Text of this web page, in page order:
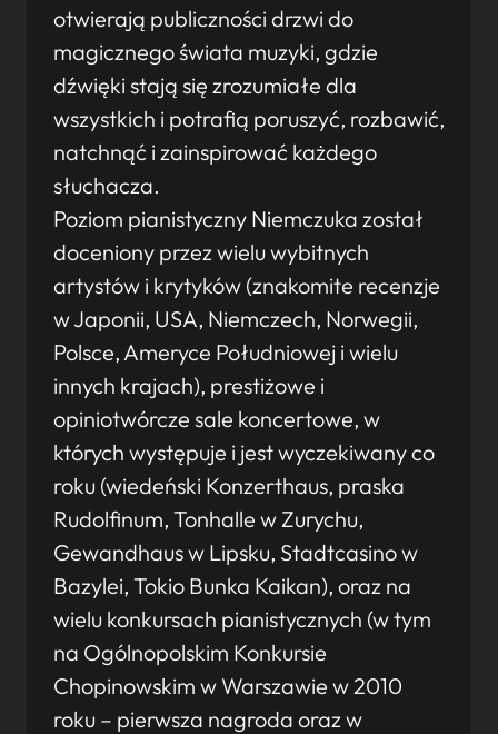
otwierają publiczności drzwi do
magicznego świata muzyki, gdzie
dźwięki stają się zrozumiałe dla
wszystkich i potrafią poruszyć, rozbawić,
natchnąć i zainspirować każdego
słuchacza.
Poziom pianistyczny Niemczuka został
doceniony przez wielu wybitnych
artystów i krytyków (znakomite recenzje
w Japonii, USA, Niemczech, Norwegii,
Polsce, Ameryce Południowej i wielu
innych krajach), prestiżowe i
opiniotwórcze sale koncertowe, w
których występuje i jest wyczekiwany co
roku (wiedeński Konzerthaus, praska
Rudolfinum, Tonhalle w Zurychu,
Gewandhaus w Lipsku, Stadtcasino w
Bazylei, Tokio Bunka Kaikan), oraz na
wielu konkursach pianistycznych (w tym
na Ogólnopolskim Konkursie
Chopinowskim w Warszawie w 2010
roku – pierwsza nagroda oraz w